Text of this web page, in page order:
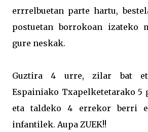
errrelbuetan parte hartu,
postuetan borrokoan izateko
gure neskak.
Guztira 4 urre, zilar bat
Espainiako Txapelketetarako 5
eta taldeko 4 errekor berri
infantilek. Aupa ZUEK!!